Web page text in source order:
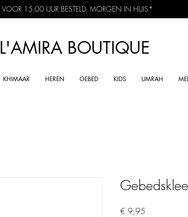
VOOR 15:00 UUR BESTELD, MORGEN IN HUIS*
L'AMIRA BOUTIQUE
KHIMAAR HEREN GEBED KIDS UMRAH
€ 9,95